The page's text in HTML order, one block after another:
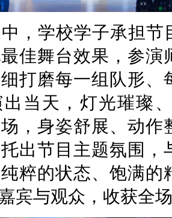
，学校学子承担
佳舞台效果，参
打磨每一组队形
当天，灯光璀璨
，身姿舒展、动
出节目主题氛围
粹的状态、饱满
宾与观众，收获全